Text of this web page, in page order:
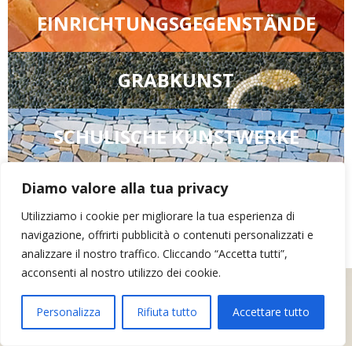
Diamo valore alla tua privacy
Utilizziamo i cookie per migliorare la tua esperienza di
navigazione, offrirti pubblicità o contenuti personalizzati e
analizzare il nostro traffico. Cliccando “Accetta tutti”,
acconsenti al nostro utilizzo dei cookie.
Personalizza Rifiuta tutto Accettare tutto
EINRICHTUNGSGEGENSTÄNDE
GRABKUNST
SCHULISCHE KUNSTWERKE
Monti, 16 - 33034 - Fagagna (UD)
Privatleben
Kontakte